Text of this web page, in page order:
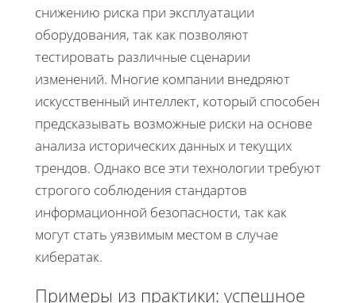
снижению риска при эксплуатации
оборудования, так как позволяют
тестировать различные сценарии
изменений. Многие компании внедряют
искусственный интеллект, который способен
предсказывать возможные риски на основе
анализа исторических данных и текущих
трендов. Однако все эти технологии требуют
строгого соблюдения стандартов
информационной безопасности, так как
могут стать уязвимым местом в случае
кибератак.
Примеры из практики: успешное